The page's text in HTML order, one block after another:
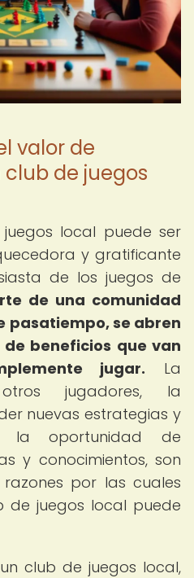
valor de
de juegos
local puede ser
y gratificante
de los juegos de
de una comunidad
pasatiempo, se abren
beneficios que van
jugar. La
jugadores, la
nuevas estrategias y
la oportunidad de
y conocimientos, son
por las cuales
de juegos local puede
club de juegos local,